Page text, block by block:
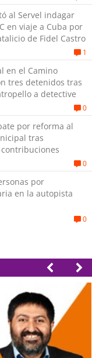
al Servel indagar
en viaje a Cuba por
de Fidel Castro
1
en el Camino
tres detenidos tras
a detective
0
por reforma al
tras
0
por
en la autopista
0